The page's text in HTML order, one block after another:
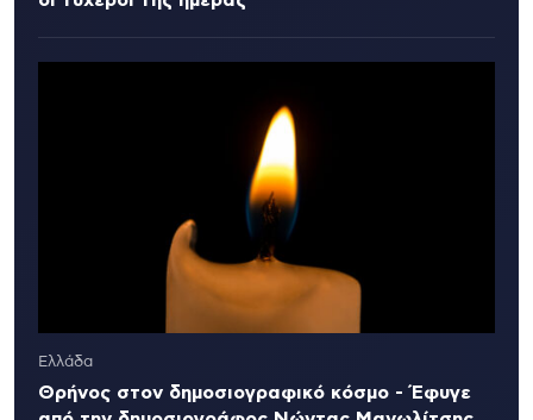
Ελλάδα
Θρήνος στον δημοσιογραφικό κόσμο - Έφυγε